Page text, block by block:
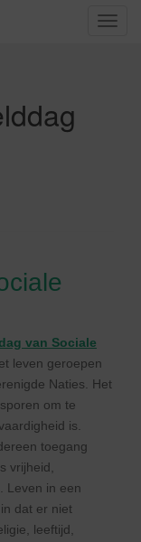
S
van Sociale
leven geroepen
Naties. Het
om te
is.
toegang
vrijheid,
Leven in een
dat er niet
leeftijd,